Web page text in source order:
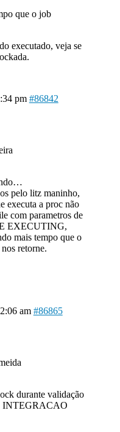
que o job
executado, veja se
pm #86842
pelo litz maninho,
executa a proc não
com parametros de
EXECUTING,
mais tempo que o
retorne.
am #86865
durante validação
INTEGRACAO